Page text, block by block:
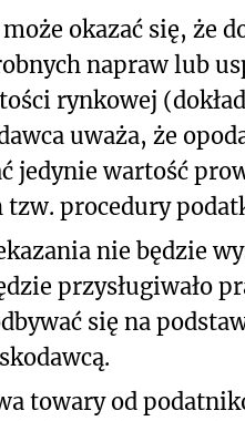
okazać się, że
napraw lub
rynkowej
uważa, że
jedynie wartość
procedury
nie będzie
przysługiwało
się na
towary od